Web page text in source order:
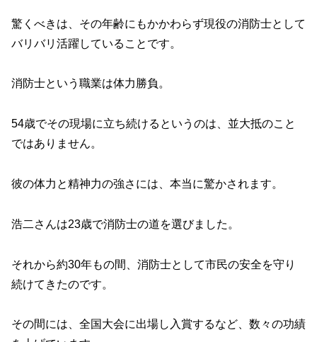
驚くべきは、その年齢にもかかわらず現役の消防士として
バリバリ活躍していることです。
消防士という職業は体力勝負。
54歳でその現場に立ち続けるというのは、並大抵のこと
ではありません。
彼の体力と精神力の強さには、本当に驚かされます。
浩二さんは23歳で消防士の道を選びました。
それから約30年もの間、消防士として市民の安全を守り
続けてきたのです。
その間には、全国大会に出場し入賞するなど、数々の功績